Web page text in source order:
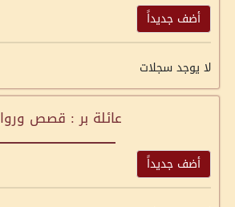
أضف جديداً
لا يوجد سجلات
عائلة بر : قصص
أضف جديداً